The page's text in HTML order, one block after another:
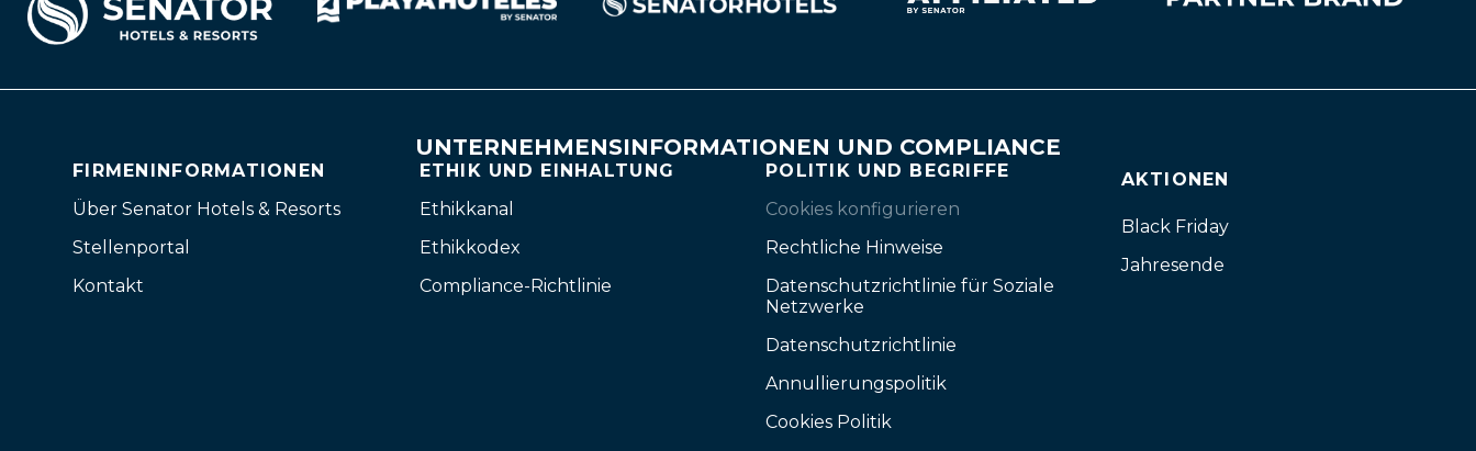
UNTERNEHMENSINFORMATIONEN UND COMPLIANCE
FIRMENINFORMATIONEN
Über Senator Hotels & Resorts
Stellenportal
Kontakt
ETHIK UND EINHALTUNG
Ethikkanal
Ethikkodex
Compliance-Richtlinie
POLITIK UND BEGRIFFE
Cookies konfigurieren
Rechtliche Hinweise
Datenschutzrichtlinie für Soziale
Netzwerke
Datenschutzrichtlinie
Annullierungspolitik
Cookies Politik
AKTIONEN
Black Friday
Jahresende